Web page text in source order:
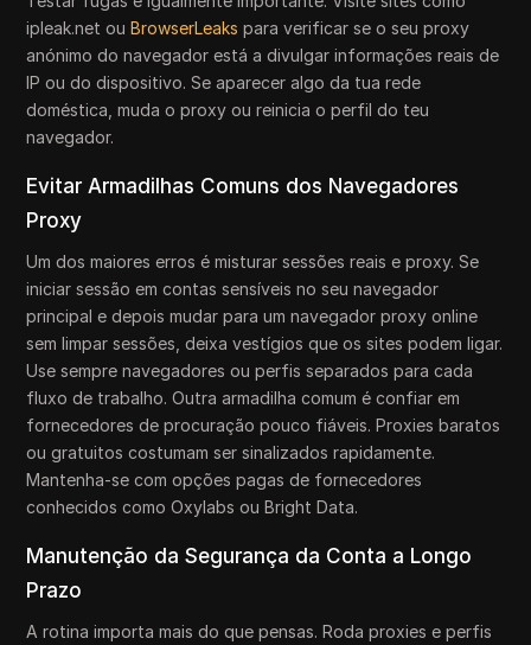
ipleak.net ouBrowserLeaks para verificar se o seu proxy
anónimo do navegador está a divulgar informações reais de
IP ou do dispositivo. Se aparecer algo da tua rede
doméstica, muda o proxy ou reinicia o perfil do teu
navegador.
Evitar Armadilhas Comuns dos Navegadores
Proxy
Um dos maiores erros é misturar sessões reais e proxy. Se
iniciar sessão em contas sensíveis no seu navegador
principal e depois mudar para um navegador proxy online
sem limpar sessões, deixa vestígios que os sites podem ligar.
Use sempre navegadores ou perfis separados para cada
fluxo de trabalho. Outra armadilha comum é confiar em
fornecedores de procuração pouco fiáveis. Proxies baratos
ou gratuitos costumam ser sinalizados rapidamente.
Mantenha-se com opções pagas de fornecedores
conhecidos como Oxylabs ou Bright Data.
Manutenção da Segurança da Conta a Longo
Prazo
A rotina importa mais do que pensas. Roda proxies e perfis